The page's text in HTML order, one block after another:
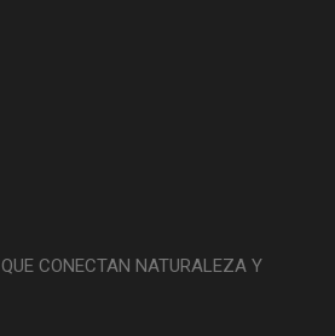
CONECTAN NATURALEZA Y